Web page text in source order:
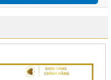
vực điều trị thẩm mỹ,
liễu khác nhau. Với sự
năng lượng RF (tần số vô